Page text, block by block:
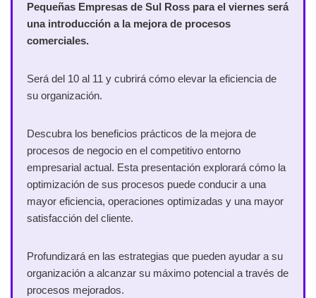
Pequeñas Empresas de Sul Ross para el viernes será
una introducción a la mejora de procesos
comerciales.
Será del 10 al 11 y cubrirá cómo elevar la eficiencia de
su organización.
Descubra los beneficios prácticos de la mejora de
procesos de negocio en el competitivo entorno
empresarial actual. Esta presentación explorará cómo la
optimización de sus procesos puede conducir a una
mayor eficiencia, operaciones optimizadas y una mayor
satisfacción del cliente.
Profundizará en las estrategias que pueden ayudar a su
organización a alcanzar su máximo potencial a través de
procesos mejorados.